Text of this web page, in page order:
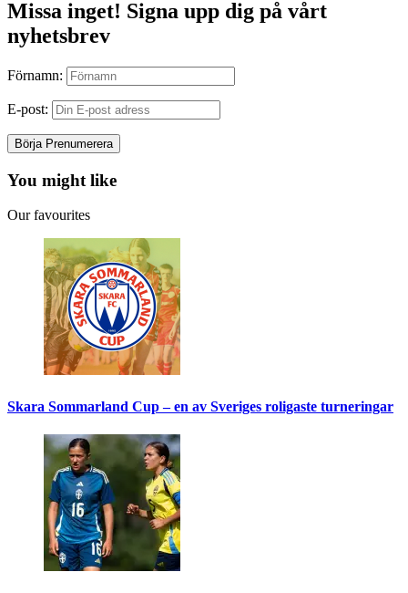
Missa inget! Signa upp dig på vårt
nyhetsbrev
Förnamn:
E-post:
You might like
Our favourites
Skara Sommarland Cup – en av Sveriges roligaste turneringar